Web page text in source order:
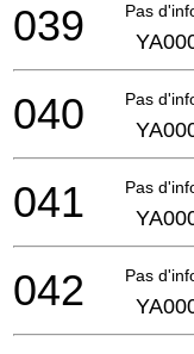
Pas
039
Pas
040
Pas
041
Pas
042